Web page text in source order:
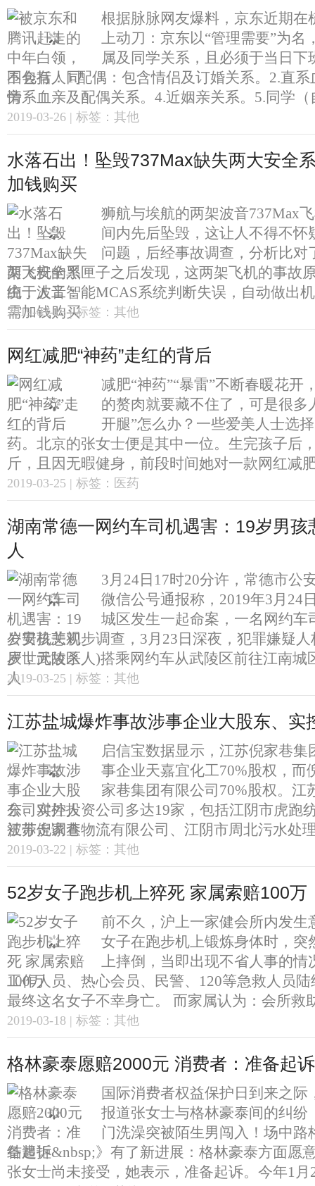
根据脉脉网友爆料，京东近期在
上动刀：京东以“管理需要”为名
属及同学关系，且必须于当日下
围包括：1.配偶：包含情侣及订婚关系。2.直
旁系血亲及配偶关系。4.近姻亲关系。5.同学（
2019-03-26 | 标签：其他
水落石出！坠毁737Max缺失两大安全
加钱购买
狮航与埃航的两架波音737Max
间内先后坠毁，这让人不得不怀
问题，后经事故调查，分析比对
架飞机的黑匣子之后发现，这两架飞机的事故
由于人工智能MCAS系统判断失误，自动做出
2019-03-25 | 标签：其他
网红减肥“神药”走红的背后
减肥“神药”“暴雷”不断春暖花开
的赘肉就要藏不住了，可是很多
开腿”怎么办？一些爱美人士选
药。北京的张女士便是其中一位。生完孩子后
斤，且因无暇健身，前段时间她对一款网红减
2019-03-25 | 标签：医药
湖南常德一网约车司机遇害：19岁男孩
人
3月24日17时20分许，常德市公
微信公号通报称，2019年3月24
城区发生一起命案，一名网约车
公安机关初步调查，3月23日深夜，犯罪嫌疑
岁，武陵区人)搭乘网约车从武陵区前往江南城
2019-03-25 | 标签：其他
江苏盐城爆炸事故涉事企业大股东、实
启信宝数据显示，江苏倪家巷集
事企业天嘉宜化工70%股权，而
家巷集团有限公司70%股权。江
公司对外投资公司多达19家，包括江阴市虎跑
江苏倪家巷物流有限公司、江阴市周北污水处
2019-03-22 | 标签：其他
52岁女子跑步机上猝死 家属索赔100万
前不久，沪上一家健会所内发生
女子在跑步机上锻炼身体时，突
上摔倒，当即出现不省人事的情
工作人员、热心会员、民警、120等急救人员
最终这名女子不幸身亡。 而家属认为：会所救
2019-03-18 | 标签：其他
格林豪泰愿赔2000元 消费者：准备起诉
国际消费者权益保护日到来之际
报道张女士与格林豪泰间的纠纷
门洗澡突被陌生男闯入！场中路
结遭拒&nbsp;》有了新进展：格林豪泰方面愿
张女士尚未接受，她表示，准备起诉。今年1月